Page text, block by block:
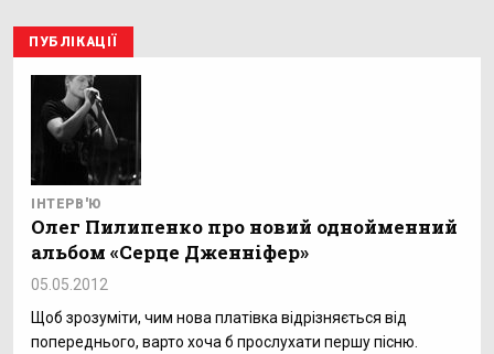
ПУБЛІКАЦІЇ
ІНТЕРВ'Ю
Олег Пилипенко про новий однойменний
альбом «Серце Дженніфер»
05.05.2012
Щоб зрозуміти, чим нова платівка відрізняється від
попереднього, варто хоча б прослухати першу пісню.